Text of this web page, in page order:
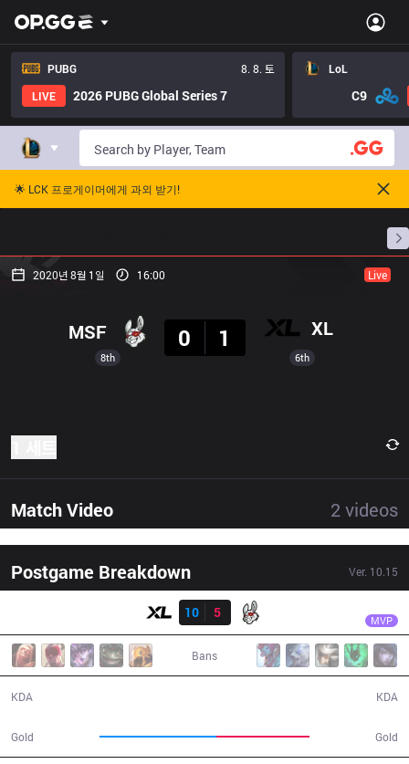
PUBG
8. 8. 토
LIVE
2026 PUBG Global Series 7
LoL
C9
🌟 LCK 프로게이머에게 과외 받기!
프로빌
2020년 8월 1일 16:00 Live
8th
MSF
0
1 XL
6th
Match Video 2 videos
Postgame Breakdown Ver. 10.15
10
5 MVP
Bans
KDA
Gold Gold
KDA